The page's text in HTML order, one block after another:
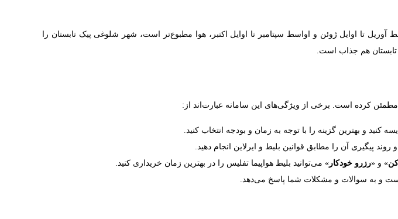
تا اوایل ژوئن و اواسط سپتامبر تا اوایل اکتبر، هوا مطبوع‌تر است، شهر شلوغی پیک تابستان را
تابستان هم جذاب است.
کرده است. برخی از ویژگی‌های این سامانه عبارت‌اند از:
و بهترین گزینه را با توجه به زمان و بودجه انتخاب کنید.
پیگیری آن را مطابق قوانین بلیط و ایرلاین انجام دهید.
» و «رزرو خودکار » می‌توانید بلیط هواپیما تفلیس را در بهترین زمان خریداری کنید.
و به سوالات و مشکلات شما پاسخ می‌دهد.